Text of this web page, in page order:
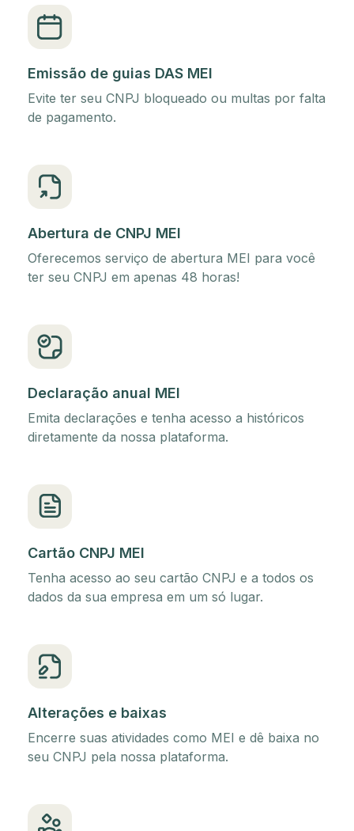
Emissão de guias DAS MEI
Evite ter seu CNPJ bloqueado ou multas por falta
de pagamento.
Abertura de CNPJ MEI
Oferecemos serviço de abertura MEI para você
ter seu CNPJ em apenas 48 horas!
Declaração anual MEI
Emita declarações e tenha acesso a históricos
diretamente da nossa plataforma.
Cartão CNPJ MEI
Tenha acesso ao seu cartão CNPJ e a todos os
dados da sua empresa em um só lugar.
Alterações e baixas
Encerre suas atividades como MEI e dê baixa no
seu CNPJ pela nossa plataforma.